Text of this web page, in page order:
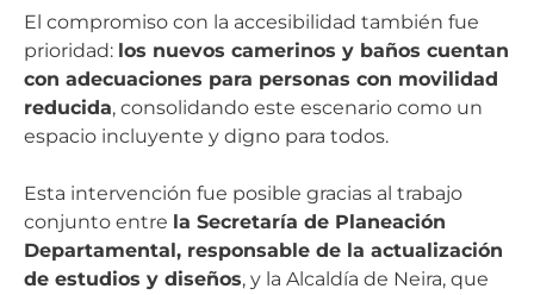
El compromiso con la accesibilidad también fue
prioridad: los nuevos camerinos y baños cuentan
con adecuaciones para personas con movilidad
reducida, consolidando este escenario como un
espacio incluyente y digno para todos.
Esta intervención fue posible gracias al trabajo
conjunto entre la Secretaría de Planeación
Departamental, responsable de la actualización
de estudios y diseños, y la Alcaldía de Neira, que